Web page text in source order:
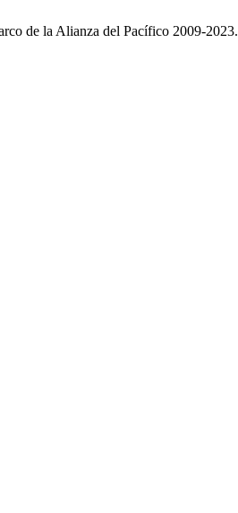
de la Alianza del Pacífico 2009-2023.